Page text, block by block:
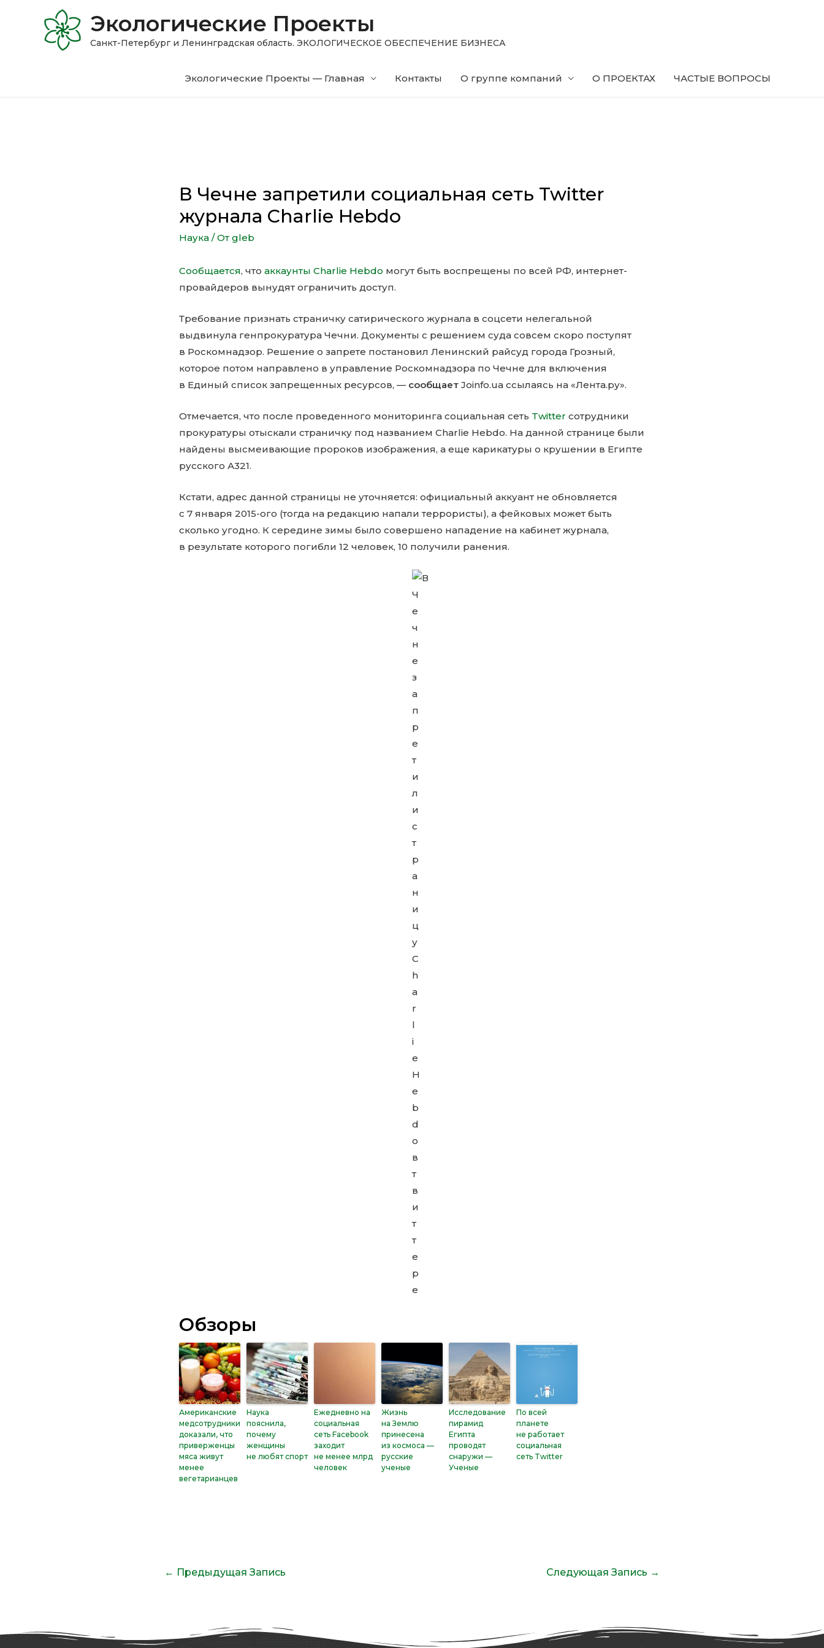
Экологические Проекты
Санкт-Петербург и Ленинградская область. ЭКОЛОГИЧЕСКОЕ ОБЕСПЕЧЕНИЕ БИЗНЕСА
Экологические Проекты — Главная Контакты О группе компаний О ПРОЕКТАХ ЧАСТЫЕ ВОПРОСЫ
В Чечне запретили социальная сеть Twitter
журнала Charlie Hebdo
Наука / От gleb
Сообщается, чтоаккаунты Charlie Hebdo могут быть воспрещены по всей РФ, интернет-
провайдеров вынудят ограничить доступ.
Требование признать страничку сатирического журнала в соцсети нелегальной
выдвинула генпрокуратура Чечни. Документы с решением суда совсем скоро поступят
в Роскомнадзор. Решение о запрете постановил Ленинский райсуд города Грозный,
которое потом направлено в управление Роскомнадзора по Чечне для включения
в Единый список запрещенных ресурсов, — сообщает Joinfo.ua ссылаясь на «Лента.ру».
Отмечается, что после проведенного мониторинга социальная сеть Twitter сотрудники
прокуратуры отыскали страничку под названием Charlie Hebdo. На данной странице были
найдены высмеивающие пророков изображения, а еще карикатуры о крушении в Египте
русского А321.
Кстати, адрес данной страницы не уточняется: официальный аккуант не обновляется
с 7 января 2015-ого (тогда на редакцию напали террористы), а фейковых может быть
сколько угодно. К середине зимы было совершено нападение на кабинет журнала,
в результате которого погибли 12 человек, 10 получили ранения.
Обзоры
Американские
медсотрудники
доказали, что
приверженцы
мяса живут
менее
вегетарианцев
Наука
пояснила,
почему
женщины
не любят спорт
Ежедневно на
социальная
сеть Facebook
заходит
не менее млрд
человек
Жизнь
на Землю
принесена
из космоса —
русские
ученые
Исследование
пирамид
Египта
проводят
снаружи —
Ученые
По всей
планете
не работает
социальная
сеть Twitter
← Предыдущая Запись Следующая Запись →